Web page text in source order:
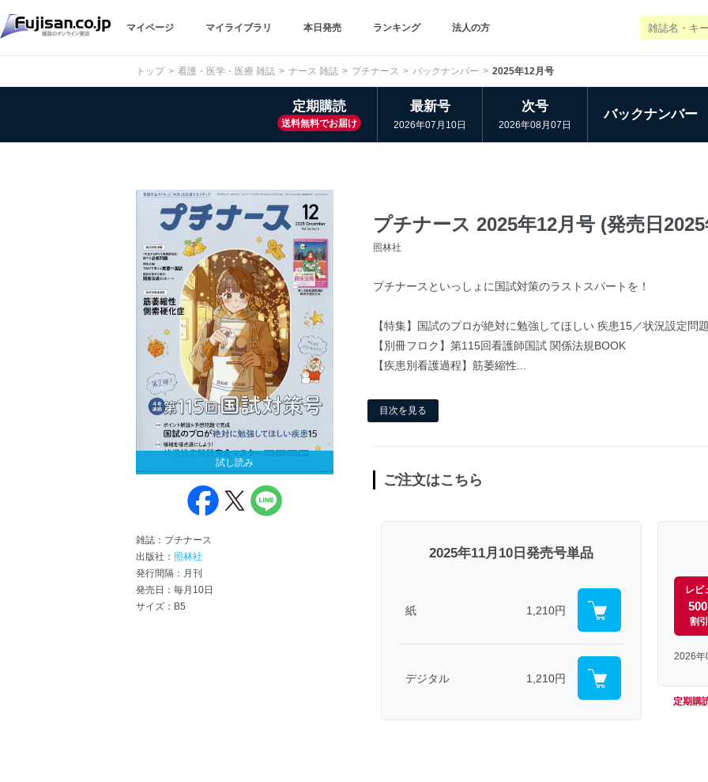
マイページ マイライブラリ 本日発売 ランキング 法人の方
トップ 看護・医学・医療 雑誌 ナース 雑誌 プチナース バックナンバー 2025年12月号
定期購読
送料無料でお届け
最新号
2026年07月10日
次号
2026年08月07日
バックナンバー
試し読み
雑誌：プチナース
出版社： 照林社
発行間隔：月刊
発売日：毎月10日
サイズ：B5
プチナース 2025年12月号 (発売日
照林社
プチナースといっしょに国試対策のラストスパートを！
【特集】国試のプロが絶対に勉強してほしい 疾患15／状況設定問
【別冊フロク】第115回看護師国試 関係法規BOOK
【疾患別看護過程】筋萎縮性...
目次を見る
ご注文はこちら
2025年11月10日発売号単品
紙 1,210円
デジタル 1,210円
レビ
割
2026年
定期購